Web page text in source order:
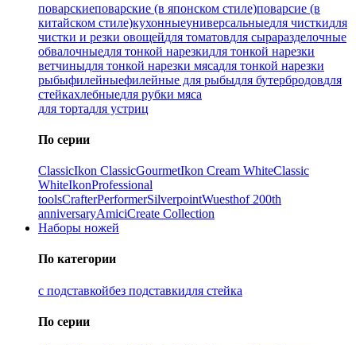
поварскиеповарские (в японском стиле)поварсие (в
китайском стиле)кухонныеуниверсальныедля чисткидля
чистки и резки овощейдля томатовдля сыраразделочные
обвалочныедля тонкой нарезкидля тонкой нарезки
ветчиныдля тонкой нарезки мясадля тонкой нарезки
рыбыфилейныефилейные для рыбыдля бутербродовдля
стейкахлебныедля рубки мяса
для тортадля устриц
По серии
ClassicIkon ClassiсGourmetIkon Cream WhiteClassic
WhiteIkonProfessional
toolsCrafterPerformerSilverpointWuesthof 200th
anniversaryAmiciCreate Collection
Наборы ножей
По категории
с подставкойбез подставкидля стейка
По серии